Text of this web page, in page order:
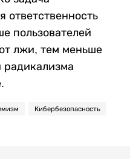
ответственность
пользователей
лжи, тем меньше
радикализма
Кибербезопасность